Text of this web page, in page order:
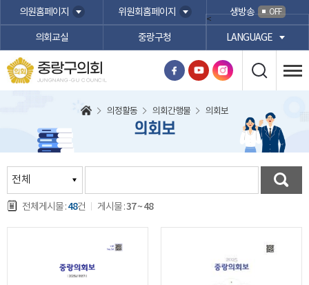
본문바로가기
의원홈페이지 위원회홈페이지 생방송 OFF
의회교실 중랑구청
<
LANGUAGE
중랑구의회
JUNGNANG-GU COUNCIL
의정활동 의회간행물 의회보
의회보
전체게시물 :48건 게시물 :37 ~ 48